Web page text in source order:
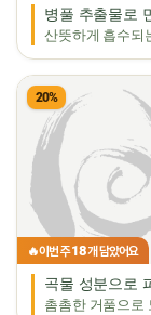
병풀 추출물로
산뜻하게 흡수되
20%
🔥이번 주18개 담았어요
곡물 성분으로
촘촘한 거품으로